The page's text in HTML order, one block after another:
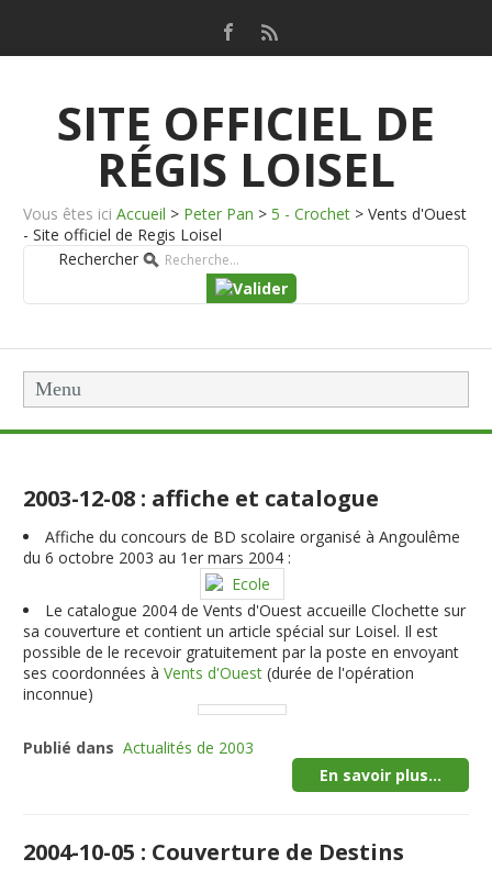
SITE OFFICIEL DE
RÉGIS LOISEL
Vous êtes ici Accueil > Peter Pan > 5 - Crochet > Vents d'Ouest
- Site officiel de Regis Loisel
Rechercher
Menu
2003-12-08 : affiche et catalogue
Affiche du concours de BD scolaire organisé à Angoulême
du 6 octobre 2003 au 1er mars 2004 :
Le catalogue 2004 de Vents d'Ouest accueille Clochette sur
sa couverture et contient un article spécial sur Loisel. Il est
possible de le recevoir gratuitement par la poste en envoyant
ses coordonnées àVents d'Ouest (durée de l'opération
inconnue)
Publié dans Actualités de 2003
En savoir plus...
2004-10-05 : Couverture de Destins